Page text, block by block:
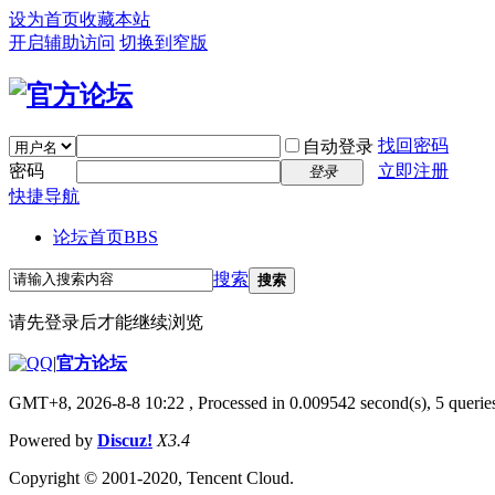
设为首页收藏本站
开启辅助访问 切换到窄版
自动登录 找回密码
密码
登录
立即注册
快捷导航
论坛首页BBS
搜索 搜索
请先登录后才能继续浏览
|官方论坛
GMT+8, 2026-8-8 10:22 , Processed in 0.009542 second(s), 5
Powered by Discuz! X3.4
Copyright © 2001-2020, Tencent Cloud.